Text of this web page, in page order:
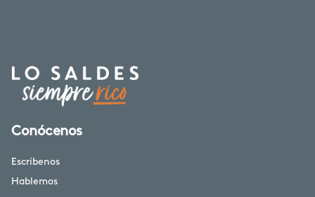
Conócenos
Escríbenos
Hablemos